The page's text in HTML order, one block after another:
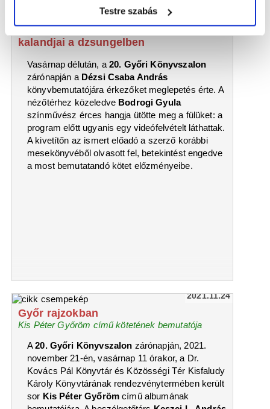
Testre szabás
Dézsi Csaba András: Gerzson és Panka
kalandjai a dzsungelben
Vasárnap délután, a 20. Győri Könyvszalon
zárónapján a Dézsi Csaba András
könyvbemutatójára érkezőket meglepetés érte. A
nézőtérhez közeledve Bodrogi Gyula
színművész érces hangja ütötte meg a fülüket: a
program előtt ugyanis egy videófelvételt láthattak.
A kivetítőn az ismert előadó a szerző korábbi
mesekönyvéből olvasott fel, betekintést engedve
a most bemutatandó kötet előzményeibe.
2021.11.24
Győr rajzokban
Kis Péter Győröm című kötetének bemutatója
A20. Győri Könyvszalon zárónapján, 2021.
november 21-én, vasárnap 11 órakor, a Dr.
Kovács Pál Könyvtár és Közösségi Tér Kisfaludy
Károly Könyvtárának rendezvénytermében került
sor Kis Péter Győrömcímű albumának